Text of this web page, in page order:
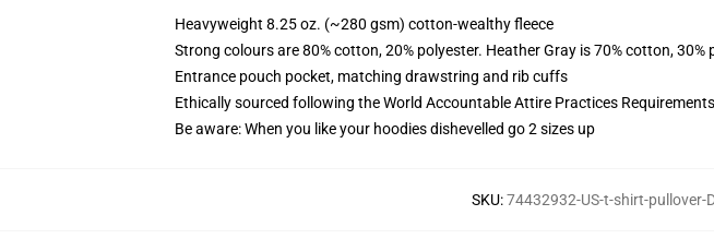
Heavyweight 8.25 oz. (~280 gsm) cotton-wealthy fleece
Strong colours are 80% cotton, 20% polyester. Heather Gray is 70% cotton,
Entrance pouch pocket, matching drawstring and rib cuffs
Ethically sourced following the World Accountable Attire Practices Requirements
Be aware: When you like your hoodies dishevelled go 2 sizes up
SKU:74432932-US-t-shirt-pullover-